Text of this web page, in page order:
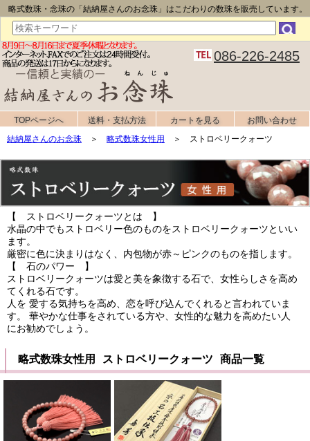
略式数珠・念珠の「結納屋さんのお念珠」はこだわりの数珠を販売しています。
086-226-2485
TOPページへ 送料・支払方法 カートを見る
お問い合わせ
結納屋さんのお念珠 ＞ 略式数珠女性用 ＞ ストロベリークォーツ
【 ストロベリークォーツとは 】
水晶の中でもストロベリー色のものをストロベリークォーツといい
ます。
厳密に色に決まりはなく、内包物が赤～ピンクのものを指します。
【 石のパワー 】
ストロベリークォーツは愛と美を象徴する石で、女性らしさを高め
てくれる石です。
人を 愛する気持ちを高め、恋を呼び込んでくれると言われていま
す。 華やかな仕事をされている方や、女性的な魅力を高めたい人
にお勧めでしょう。
略式数珠女性用 ストロベリークォーツ 商品一覧